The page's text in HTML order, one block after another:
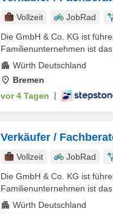
Vollzeit JobRad
Die GmbH & Co. KG ist
Familienunternehmen ist
Würth Deutschland
Bremen
vor 4 Tagen
Verkäufer /
Vollzeit JobRad
Die GmbH & Co. KG ist
Familienunternehmen ist
Würth Deutschland